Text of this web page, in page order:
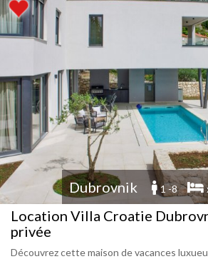
Dubrovnik 1 -8
Location Villa Croatie
privée
Découvrez cette maison de vacances